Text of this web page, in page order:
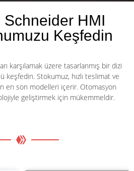
Schneider HMI
Keşfedin
karşılamak üzere tasarlanmış bir dizi
keşfedin. Stokumuz, hızlı teslimat ve
en son modelleri içerir. Otomasyon
geliştirmek için mükemmeldir.